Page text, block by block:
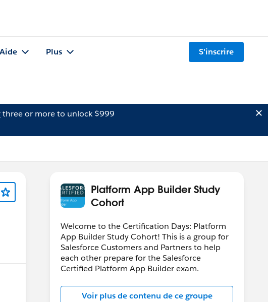
Aide Plus S'inscrire
three or more to unlock $999
Platform App Builder Study
Cohort
Welcome to the Certification Days: Platform
App Builder Study Cohort! This is a group for
Salesforce Customers and Partners to help
each other prepare for the Salesforce
Certified Platform App Builder exam.
Voir plus de contenu de ce groupe